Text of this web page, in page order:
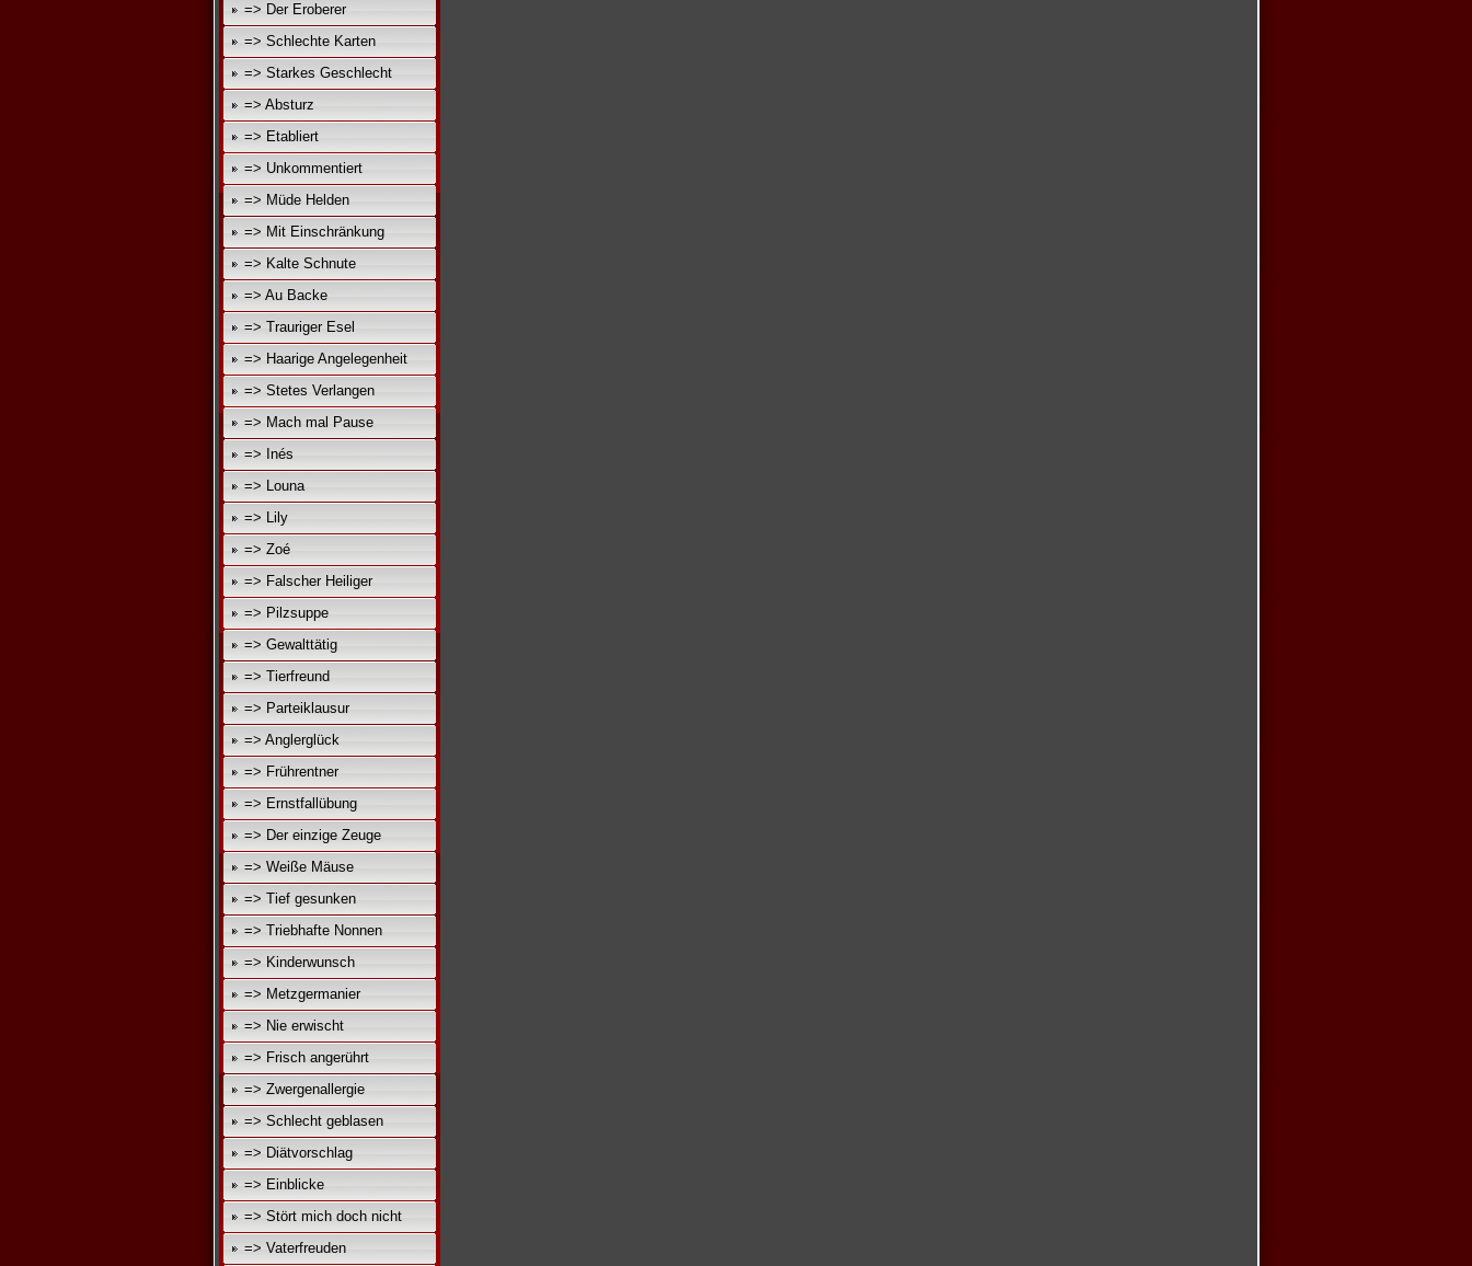
=> Der Eroberer
=> Schlechte Karten
=> Starkes Geschlecht
=> Absturz
=> Etabliert
=> Unkommentiert
=> Müde Helden
=> Mit Einschränkung
=> Kalte Schnute
=> Au Backe
=> Trauriger Esel
=> Haarige Angelegenheit
=> Stetes Verlangen
=> Mach mal Pause
=> Inés
=> Louna
=> Lily
=> Zoé
=> Falscher Heiliger
=> Pilzsuppe
=> Gewalttätig
=> Tierfreund
=> Parteiklausur
=> Anglerglück
=> Frührentner
=> Ernstfallübung
=> Der einzige Zeuge
=> Weiße Mäuse
=> Tief gesunken
=> Triebhafte Nonnen
=> Kinderwunsch
=> Metzgermanier
=> Nie erwischt
=> Frisch angerührt
=> Zwergenallergie
=> Schlecht geblasen
=> Diätvorschlag
=> Einblicke
=> Stört mich doch nicht
=> Vaterfreuden